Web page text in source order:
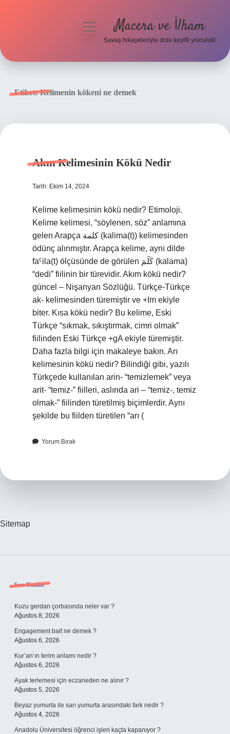
menüyüMacera ve İlham
Savaş hikayeleriyle dolu keyifli yolculuk!
Etiket:Kelimenin kökeni ne demek
Akın Kelimesinin Kökü Nedir
Tarih: Ekim 14, 2024
Kelime kelimesinin kökü nedir? Etimoloji.
Kelime kelimesi, “söylenen, söz” anlamına
gelen Arapça كلمة (kalima(t)) kelimesinden
ödünç alınmıştır. Arapça kelime, aynı dilde
faˁila(t) ölçüsünde de görülen كَلَمَ (kalama)
“dedi” fiilinin bir türevidir. Akım kökü nedir?
güncel – Nişanyan Sözlüğü. Türkçe-Türkçe
ak- kelimesinden türemiştir ve +Im ekiyle
biter. Kısa kökü nedir? Bu kelime, Eski
Türkçe “sıkmak, sıkıştırmak, cimri olmak”
fiilinden Eski Türkçe +gA ekiyle türemiştir.
Daha fazla bilgi için makaleye bakın. Arı
kelimesinin kökü nedir? Bilindiği gibi, yazılı
Türkçede kullanılan arin- “temizlemek” veya
arit- “temiz-” fiilleri, aslında ari – “temiz-, temiz
olmak-” fiilinden türetilmiş biçimlerdir. Aynı
şekilde bu fiilden türetilen “arı (
Yorum Bırak
Sitemap
Sidebar
Son Yazılar
Kuzu gerdan çorbasında neler var ?
Ağustos 8, 2026
Engagement bait ne demek ?
Ağustos 6, 2026
Kur’an’ın terim anlamı nedir ?
Ağustos 6, 2026
Ayak terlemesi için eczaneden ne alınır ?
Ağustos 5, 2026
Beyaz yumurta ile sarı yumurta arasındaki fark nedir ?
Ağustos 4, 2026
Anadolu Üniversitesi öğrenci işleri kaçta kapanıyor ?